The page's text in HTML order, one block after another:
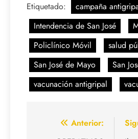
Etiquetado:
campaña
Intendencia de San José
Policlínico Móvil
salud
San José de Mayo
San
vacunación antigripal
Navegación
Anterior: